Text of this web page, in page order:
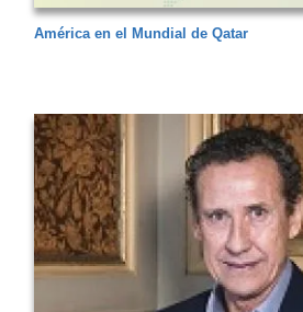
América en el Mundial de Qatar